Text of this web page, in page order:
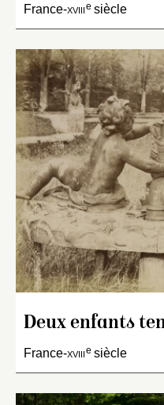
France-xviiie siècle
Deux enfants
France-xviiie siècle